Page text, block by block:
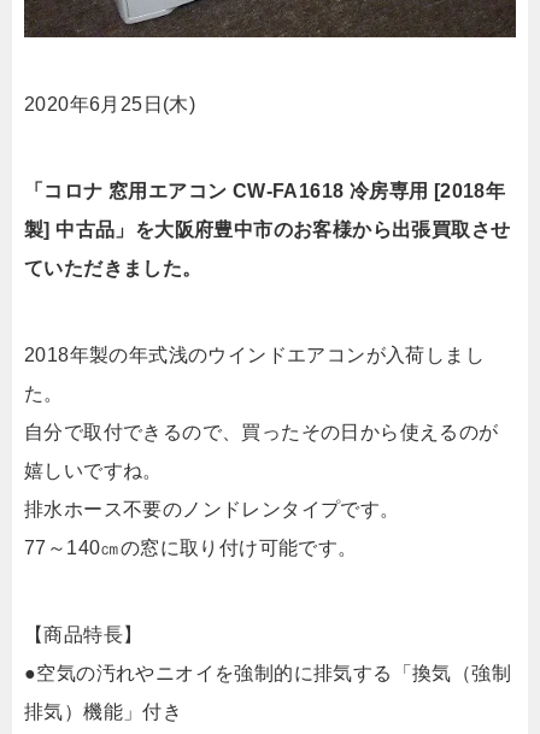
2020年6月25日(木)
「コロナ 窓用エアコン CW-FA1618 冷房専用 [2018年
製] 中古品」を大阪府豊中市のお客様から出張買取させ
ていただきました。
2018年製の年式浅のウインドエアコンが入荷しまし
た。
自分で取付できるので、買ったその日から使えるのが
嬉しいですね。
排水ホース不要のノンドレンタイプです。
77～140㎝の窓に取り付け可能です。
【商品特長】
●空気の汚れやニオイを強制的に排気する「換気（強制
排気）機能」付き